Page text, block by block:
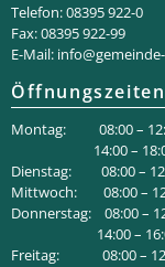
Telefon: 08395 922-0
Fax: 08395 922-99
E-Mail:
Öffnungszeiten
Montag: 08:00 –
14:00 –
Dienstag: 08:00 –
Mittwoch: 08:00 –
Donnerstag: 08:00 –
14:00 –
Freitag: 08:00 –